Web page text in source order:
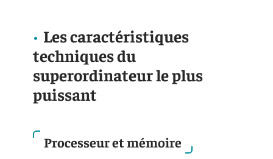
Les caractéristiques
techniques du
superordinateur le plus
puissant
Processeur et mémoire